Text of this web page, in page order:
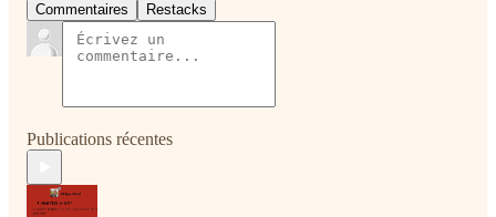
Commentaires Restacks
Publications récentes